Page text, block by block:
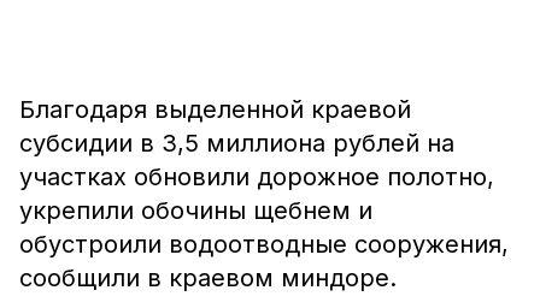
Благодаря выделенной краевой
субсидии в 3,5 миллиона рублей на
участках обновили дорожное полотно,
укрепили обочины щебнем и
обустроили водоотводные сооружения,
сообщили в краевом миндоре.